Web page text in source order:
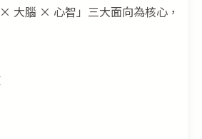
大腦 × 心智」三大面向為核心，